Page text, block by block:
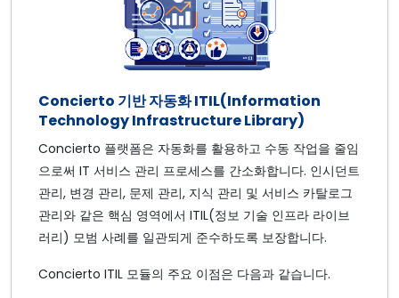
Concierto 기반 자동화 ITIL(Information
Technology Infrastructure Library)
Concierto 플랫폼은 자동화를 활용하고 수동 작업을 줄임
으로써 IT 서비스 관리 프로세스를 간소화합니다. 인시던트
관리, 변경 관리, 문제 관리, 지식 관리 및 서비스 카탈로그
관리와 같은 핵심 영역에서 ITIL(정보 기술 인프라 라이브
러리) 모범 사례를 일관되게 준수하도록 보장합니다.
Concierto ITIL 모듈의 주요 이점은 다음과 같습니다.